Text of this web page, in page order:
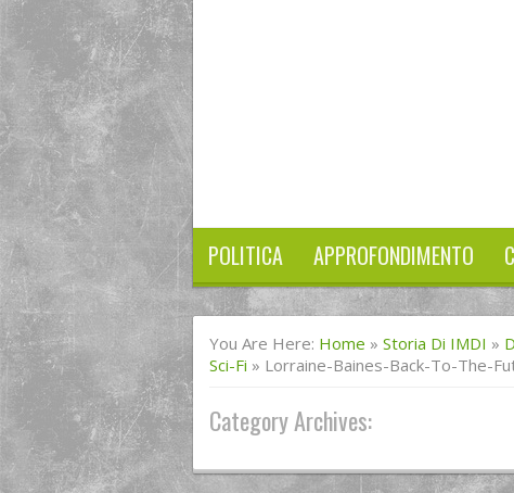
POLITICA APPROFONDIMENTO
You Are Here: Home » Storia Di IMDI »
Sci-Fi » Lorraine-Baines-Back-To-The-
Category Archives: